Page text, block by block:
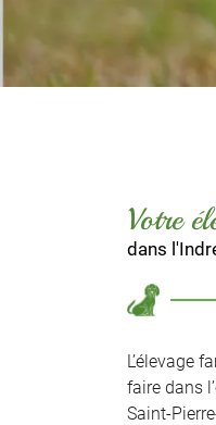
l'adresse email indiqué
le formulaire de
Votre
dans
L’élevage
faire dans
Saint-